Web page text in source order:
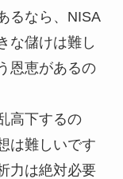
るなら、NISA
な儲けは難し
恩恵があるの
高下するの
は難しいです
力は絶対必要